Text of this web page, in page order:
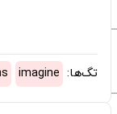
تگ‌ها: imagine